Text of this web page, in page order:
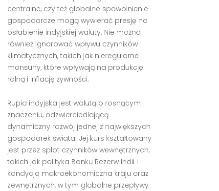
centralne, czy też globalne spowolnienie
gospodarcze mogą wywierać presję na
osłabienie indyjskiej waluty. Nie można
również ignorować wpływu czynników
klimatycznych, takich jak nieregularne
monsuny, które wpływają na produkcję
rolną i inflację żywności.
Rupia indyjska jest walutą o rosnącym
znaczeniu, odzwierciedlającą
dynamiczny rozwój jednej z największych
gospodarek świata. Jej kurs kształtowany
jest przez splot czynników wewnętrznych,
takich jak polityka Banku Rezerw Indii i
kondycja makroekonomiczna kraju oraz
zewnętrznych, w tym globalne przepływy